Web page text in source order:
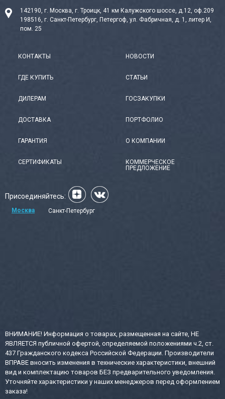
142190, г. Москва, г. Троицк, 41 км Калужского шоссе, д.12, оф.209
198516, г. Санкт-Петербург, Петергоф, ул. Фабричная, д. 1, литер И,
пом. 25
КОНТАКТЫ
ГДЕ КУПИТЬ
ДИЛЕРАМ
ДОСТАВКА
ГАРАНТИЯ
СЕРТИФИКАТЫ
НОВОСТИ
СТАТЬИ
ГОСЗАКУПКИ
ПОРТФОЛИО
О КОМПАНИИ
КОММЕРЧЕСКОЕ
ПРЕДЛОЖЕНИЕ
Присоединяйтесь:
Москва Санкт-Петербург
ВНИМАНИЕ! Информация о товарах, размещенная на сайте, НЕ
ЯВЛЯЕТСЯ публичной офертой, определяемой положениями ч.2, ст.
437 Гражданского кодекса Российской Федерации. Производители
ВПРАВЕ вносить изменения в технические характеристики, внешний
вид и комплектацию товаров БЕЗ предварительного уведомления.
Уточняйте характеристики у наших менеджеров перед оформлением
заказа!